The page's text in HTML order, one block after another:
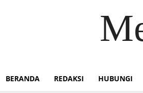
BERANDA REDAKSI HUBUNGI